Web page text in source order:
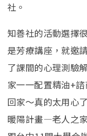
社團營運
場器介紹
活動集錦
法令規章
社。
知善社的活動選擇
是芳療講座，就邀
了課間的心理測驗
家一一配置精油+
回家～真的太用心
暖陽計畫—老人之